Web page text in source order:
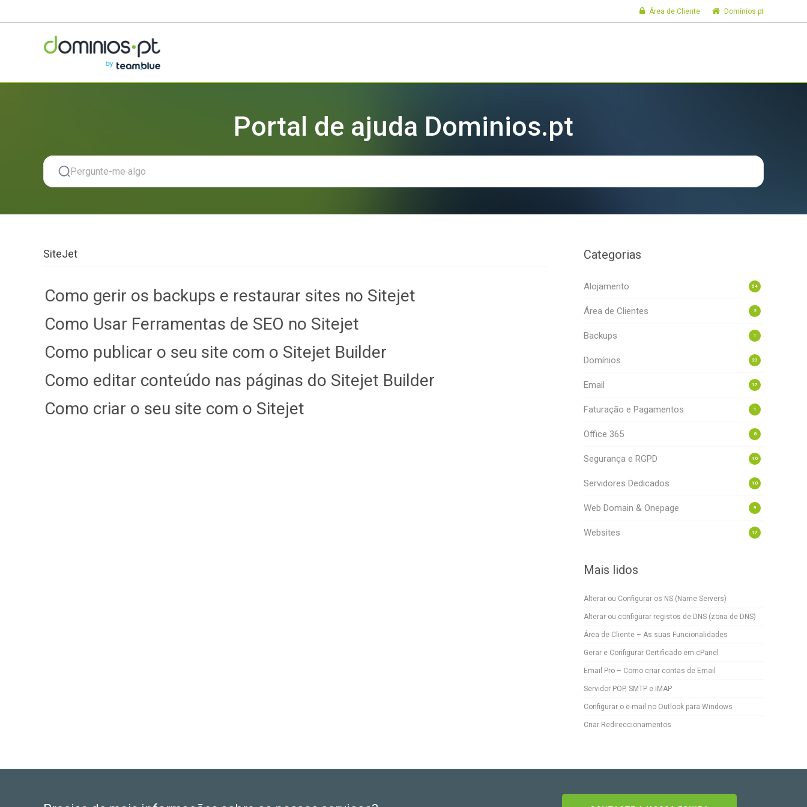
Domínios.pt
Área de Cliente
Portal de ajuda Dominios.pt
SiteJet
Como gerir os backups e restaurar sites no Sitejet
Como Usar Ferramentas de SEO no Sitejet
Como publicar o seu site com o Sitejet Builder
Como editar conteúdo nas páginas do Sitejet Builder
Como criar o seu site com o Sitejet
Categorias
54
Alojamento
2
Área de Clientes
1
Backups
23
Domínios
17
Email
1
Faturação e Pagamentos
8
Office 365
10
Segurança e RGPD
10
Servidores Dedicados
9
Web Domain & Onepage
17
Websites
Mais lidos
Alterar ou Configurar os NS (Name Servers)
Alterar ou configurar registos de DNS (zona de DNS)
Área de Cliente – As suas Funcionalidades
Gerar e Configurar Certificado em cPanel
Email Pro – Como criar contas de Email
Servidor POP, SMTP e IMAP
Configurar o e-mail no Outlook para Windows
Criar Redireccionamentos